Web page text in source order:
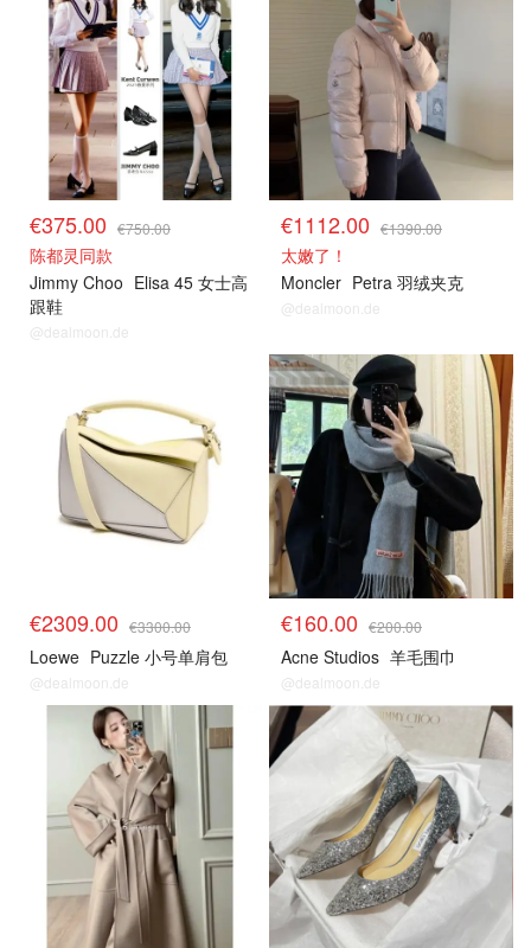
€375.00 €750.00
陈都灵同款
Jimmy Choo Elisa 45 女士高
跟鞋
@dealmoon.de
€1112.00 €1390.00
太嫩了！
Moncler Petra 羽绒夹克
@dealmoon.de
€2309.00 €3300.00
Loewe Puzzle 小号单肩包
@dealmoon.de
€160.00 €200.00
Acne Studios 羊毛围巾
@dealmoon.de